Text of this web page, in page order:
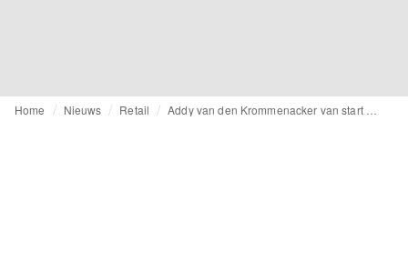
Home Nieuws Retail